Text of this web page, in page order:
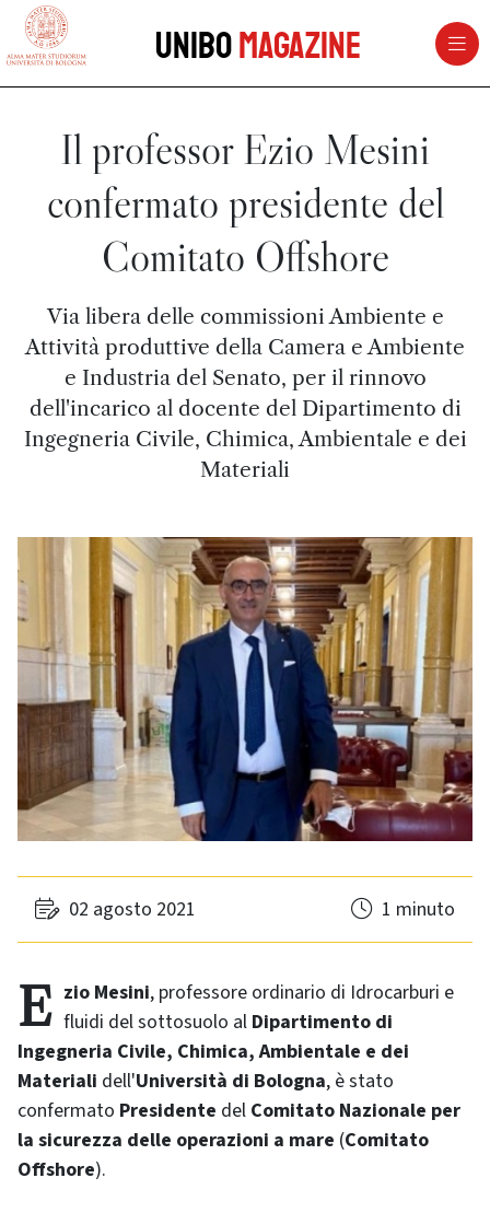
vai al contenuto della pagina
UniboMagazine
Il professor Ezio Mesini
confermato presidente del
Comitato Offshore
Via libera delle commissioni Ambiente e
Attività produttive della Camera e Ambiente
e Industria del Senato, per il rinnovo
dell'incarico al docente del Dipartimento di
Ingegneria Civile, Chimica, Ambientale e dei
Materiali
02 agosto 2021 1 minuto
Ezio Mesini, professore ordinario di Idrocarburi e
fluidi del sottosuolo al Dipartimento di
Ingegneria Civile, Chimica, Ambientale e dei
Materiali dell'Università di Bologna, è stato
confermato Presidente del Comitato Nazionale per
la sicurezza delle operazioni a mare (Comitato
Offshore).